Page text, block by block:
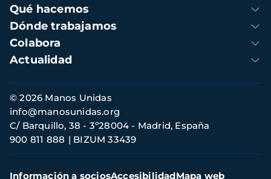
Qué hacemos
Dónde trabajamos
Colabora
Actualidad
Información
de
contacto
© 2026 Manos Unidas
C/ Barquillo, 38 - 3º28004 - Madrid, España
900 811 888
BIZUM 33439
info@manosunidas.org
Menú
Información a sociosAccesibilidadMapa web